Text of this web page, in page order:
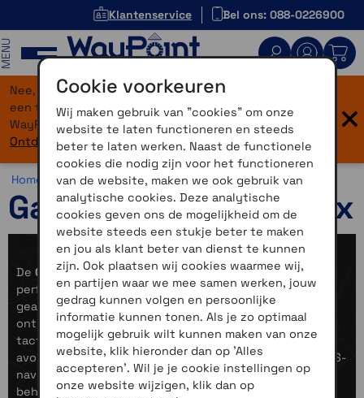
Klantenservice Bel ons: 088-0226900
Nee, je bent niet verdwaald! Onze website heeft
een flinke upgrade gekregen. Dezelfde vertrouwde
WayPoint-service, maar dan in een modern jasje.
Ontdek hier wat er allemaal nieuw is.
×
Home >Horloges >Avontuur > Garmin Tactix / Quatix
Garmin Tactix / Quatix
De Garmin TactixenQuatix-series bieden samen een
perfecte mix van robuuste tactische kracht en
geavanceerde maritieme functionaliteit. De Tactix 8 is
ontworpen voor wie maximale veelzijdigheid en
tactische ondersteuning nodig heeft, van outdoor-
avonturen tot professionele inzet, met functies als GPS-
navigatie, ballistiek, stealth-modus en een supersterke
behuizing.
Cookie voorkeuren
Wij maken gebruik van "cookies" om onze
website te laten functioneren en steeds
beter te laten werken. Naast de functionele
cookies die nodig zijn voor het functioneren
van de website, maken we ook gebruik van
analytische cookies. Deze analytische
cookies geven ons de mogelijkheid om de
website steeds een stukje beter te maken
en jou als klant beter van dienst te kunnen
zijn. Ook plaatsen wij cookies waarmee wij,
en partijen waar we mee samen werken, jouw
gedrag kunnen volgen en persoonlijke
informatie kunnen tonen. Als je zo optimaal
mogelijk gebruik wilt kunnen maken van onze
website, klik hieronder dan op 'Alles
accepteren'. Wil je je cookie instellingen op
onze website wijzigen, klik dan op